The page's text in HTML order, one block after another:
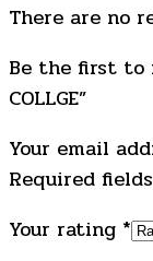
There are no
Be the first to
COLLGE”
Your email
Required
Your rating *